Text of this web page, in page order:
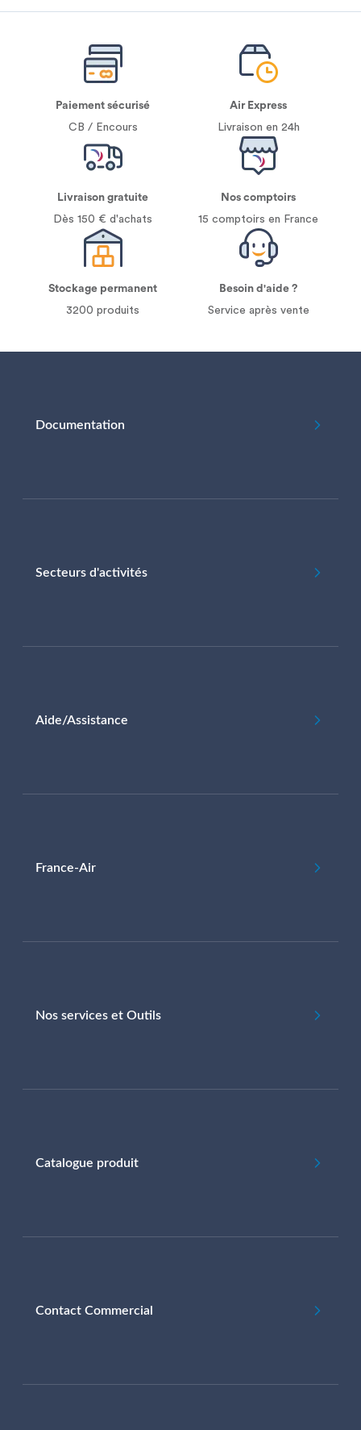
Paiement sécurisé
CB / Encours
Air Express
Livraison en 24h
Livraison gratuite
Dès 150 € d'achats
Nos comptoirs
15 comptoirs en France
Stockage permanent
3200 produits
Besoin d'aide ?
Service après vente
Documentation
Secteurs d'activités
Aide/Assistance
France-Air
Nos services et Outils
Catalogue produit
Contact Commercial